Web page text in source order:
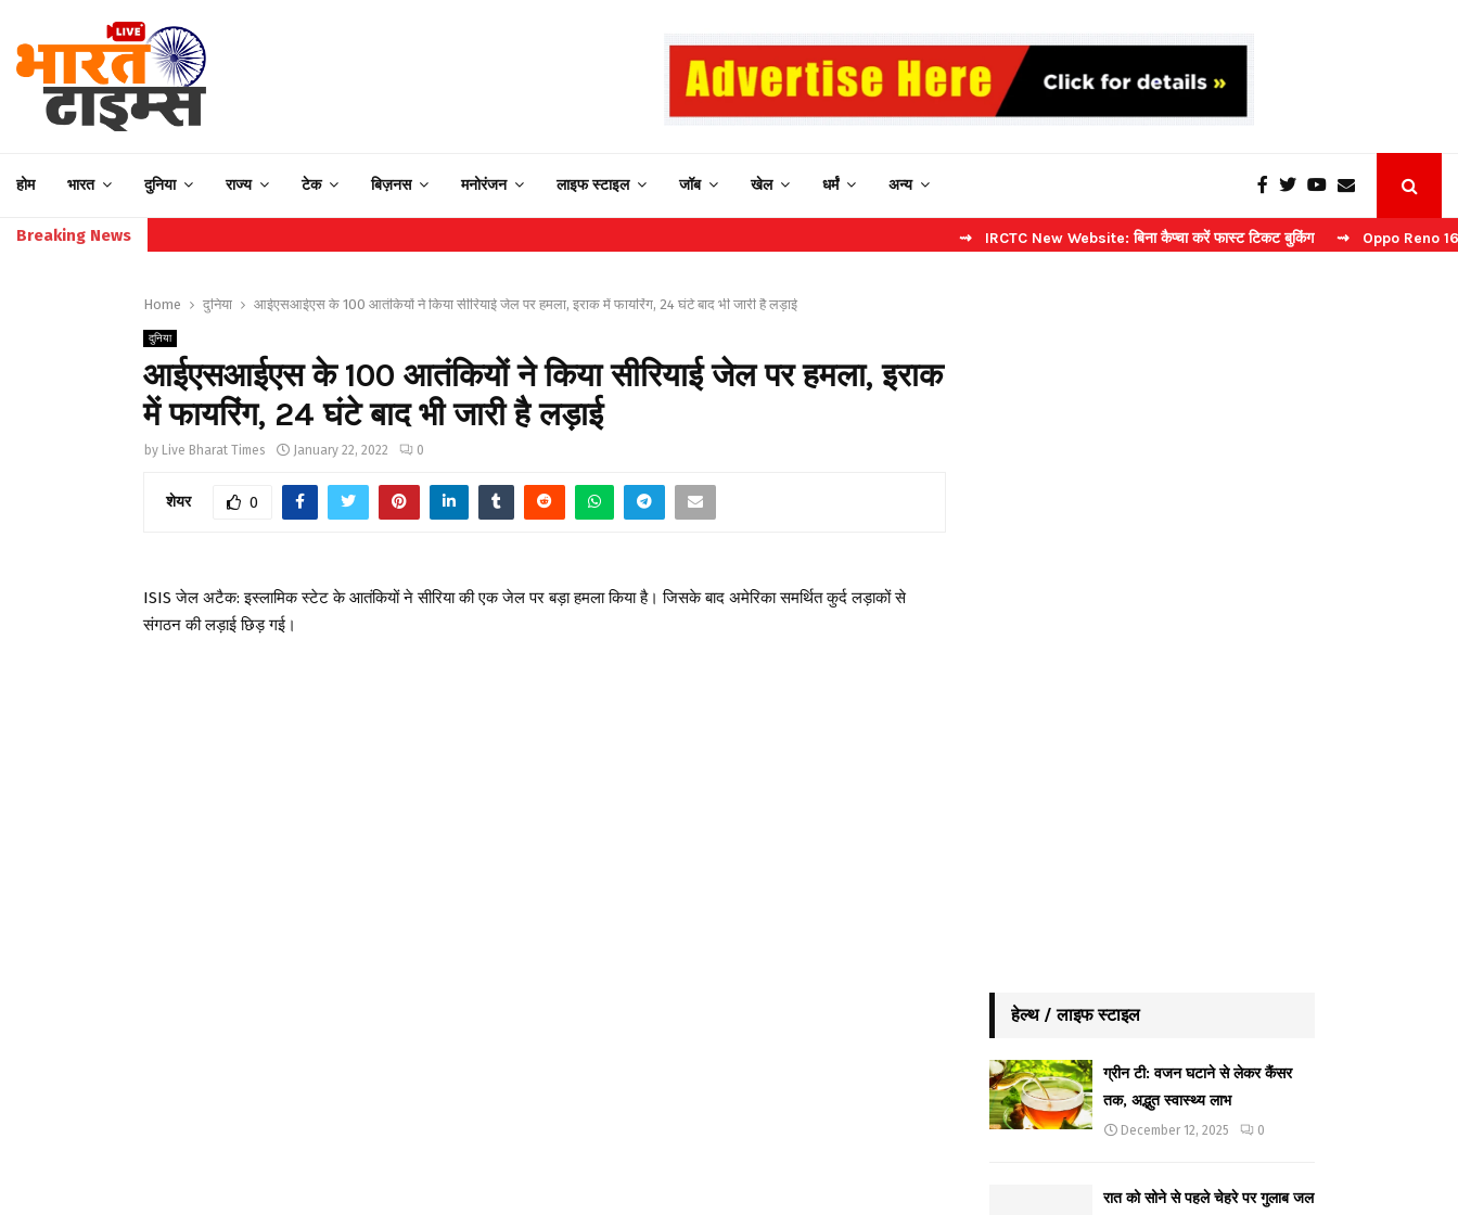
होम भारत दुनिया राज्य टेक बिज़नस मनोरंजन लाइफ स्टाइल जॉब खेल धर्मं अन्य
Breaking News ⇝ IRCTC New Website: बिना कैप्चा करें फास्ट टिकट बुकिंग ⇝ Oppo Reno 16 Launch:
Home दुनिया आईएसआईएस के 100 आतंकियों ने किया सीरियाई जेल पर हमला, इराक में फायरिंग, 24 घंटे बाद भी जारी है लड़ाई
दुनिया
आईएसआईएस के 100 आतंकियों ने किया सीरियाई जेल पर हमला, इराक
में फायरिंग, 24 घंटे बाद भी जारी है लड़ाई
by Live Bharat Times January 22, 2022 0
शेयर 0
ISIS जेल अटैक: इस्लामिक स्टेट के आतंकियों ने सीरिया की एक जेल पर बड़ा हमला किया है। जिसके बाद अमेरिका समर्थित कुर्द लड़ाकों से
संगठन की लड़ाई छिड़ गई।
हेल्थ / लाइफ स्टाइल
ग्रीन टी: वजन घटाने से लेकर कैंसर
तक, अद्भुत स्वास्थ्य लाभ
December 12, 2025 0
रात को सोने से पहले चेहरे पर गुलाब जल